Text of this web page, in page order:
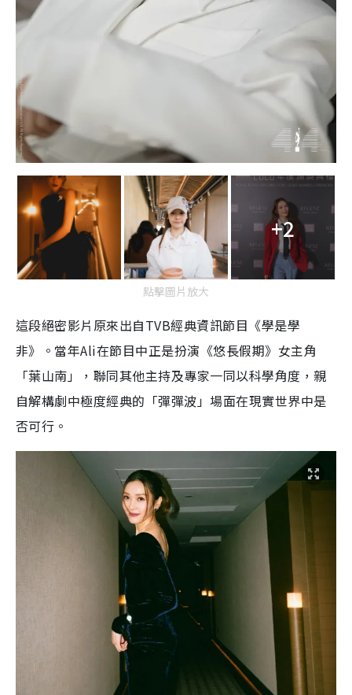
+2
點擊圖片放大
這段絕密影片原來出自TVB經典資訊節目《學是學
非》。當年Ali在節目中正是扮演《悠長假期》女主角
「葉山南」，聯同其他主持及專家一同以科學角度，親
自解構劇中極度經典的「彈彈波」場面在現實世界中是
否可行。